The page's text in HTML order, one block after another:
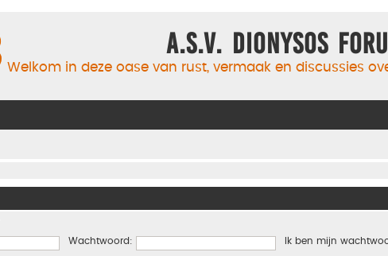
A.S.V. Dionysos
Welkom in deze oase van rust, vermaak en discussies
Wachtwoord: Ik ben mijn